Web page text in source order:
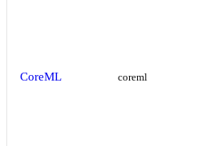
CoreML coreml